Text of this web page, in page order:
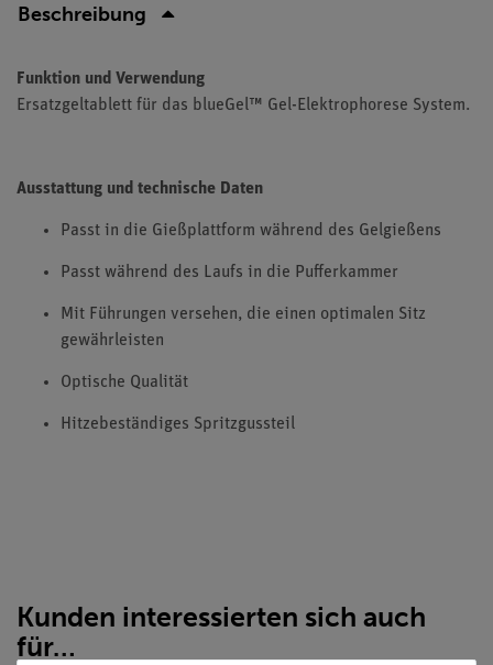
Beschreibung
Funktion und Verwendung
Ersatzgeltablett für das blueGel™ Gel-Elektrophorese System.
Ausstattung und technische Daten
Passt in die Gießplattform während des Gelgießens
Passt während des Laufs in die Pufferkammer
Mit Führungen versehen, die einen optimalen Sitz
gewährleisten
Optische Qualität
Hitzebeständiges Spritzgussteil
Kunden interessierten sich auch
für…